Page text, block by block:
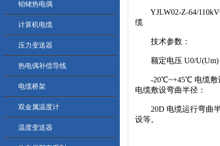
铂铑热电偶
计算机电缆
压力变送器
热电偶补偿导线
电缆桥架
双金属温度计
温度变送器
YJLW02-Z-64/110kV
缆
技术参数：
额定电压 U0/U(Um)
-20℃~+45℃ 电缆敷设
电缆敷设弯曲半径：
20D 电缆运行弯曲半径
设等。